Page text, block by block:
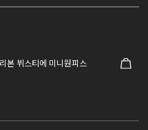
본 뷔스티에 미니원피스